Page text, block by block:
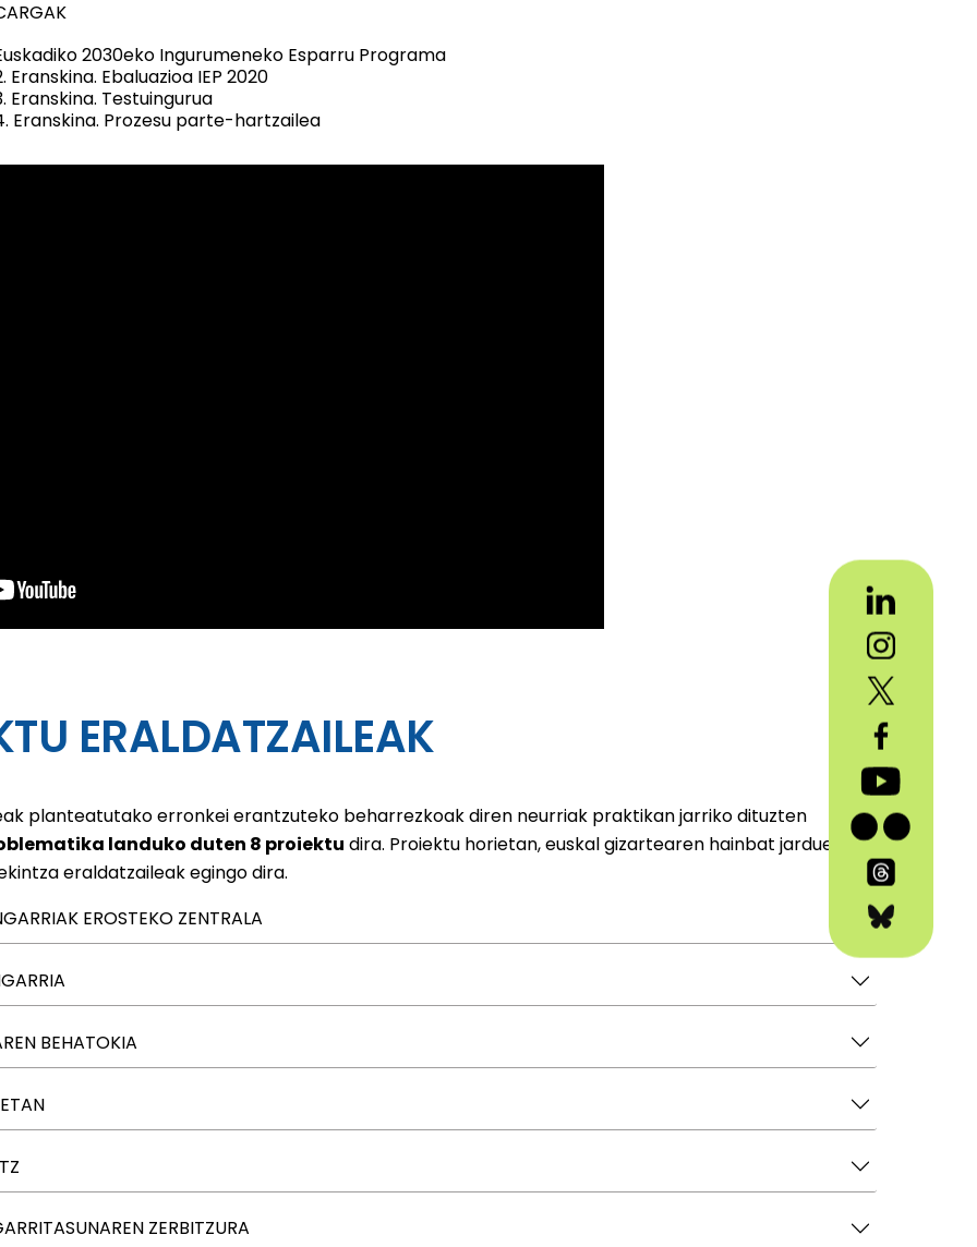
2030eko Ingurumeneko Esparru Programa
Eranskina. Ebaluazioa IEP 2020
Eranskina. Testuingurua
Eranskina. Prozesu parte-hartzailea
ERALDATZAILEAK
planteatutako erronkei erantzuteko beharrezkoak diren neurriak praktikan jarriko dituzten
landuko duten 8 proiektu dira. Proiektu horietan, euskal gizartearen hainbat jarduera-
eraldatzaileak egingo dira.
EROSTEKO ZENTRALA
BEHATOKIA
ZERBITZURA